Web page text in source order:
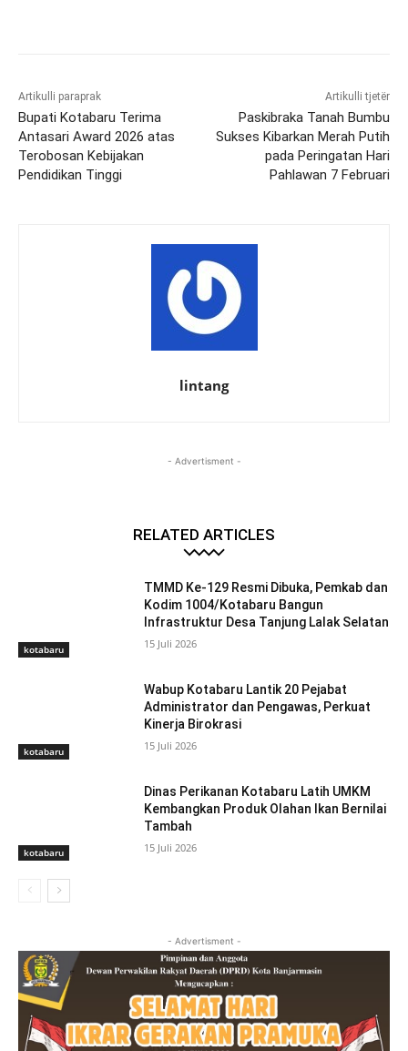
Artikulli paraprak
Bupati Kotabaru Terima
Antasari Award 2026 atas
Terobosan Kebijakan
Pendidikan Tinggi
Artikulli tjetër
Paskibraka Tanah Bumbu
Sukses Kibarkan Merah Putih
pada Peringatan Hari
Pahlawan 7 Februari
lintang
- Advertisment -
RELATED ARTICLES
kotabaru
TMMD Ke-129 Resmi Dibuka, Pemkab dan
Kodim 1004/Kotabaru Bangun
Infrastruktur Desa Tanjung Lalak Selatan
15 Juli 2026
kotabaru
Wabup Kotabaru Lantik 20 Pejabat
Administrator dan Pengawas, Perkuat
Kinerja Birokrasi
15 Juli 2026
kotabaru
Dinas Perikanan Kotabaru Latih UMKM
Kembangkan Produk Olahan Ikan Bernilai
Tambah
15 Juli 2026
- Advertisment -